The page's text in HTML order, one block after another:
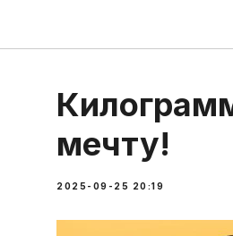
мечту!
2025-09-25 20:19